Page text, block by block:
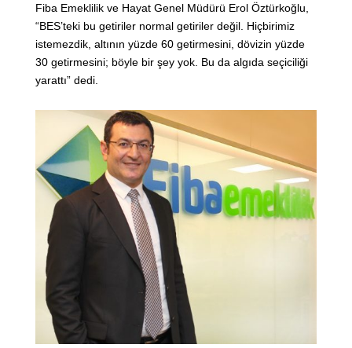
Fiba Emeklilik ve Hayat Genel Müdürü Erol Öztürkoğlu,
“BES’teki bu getiriler normal getiriler değil. Hiçbirimiz
istemezdik, altının yüzde 60 getirmesini, dövizin yüzde
30 getirmesini; böyle bir şey yok. Bu da algıda seçiciliği
yarattı” dedi.